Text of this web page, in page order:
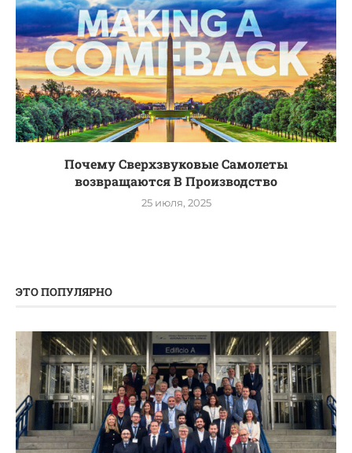
Почему Сверхзвуковые Самолеты
возвращаются В Производство
25 июля, 2025
ЭТО ПОПУЛЯРНО